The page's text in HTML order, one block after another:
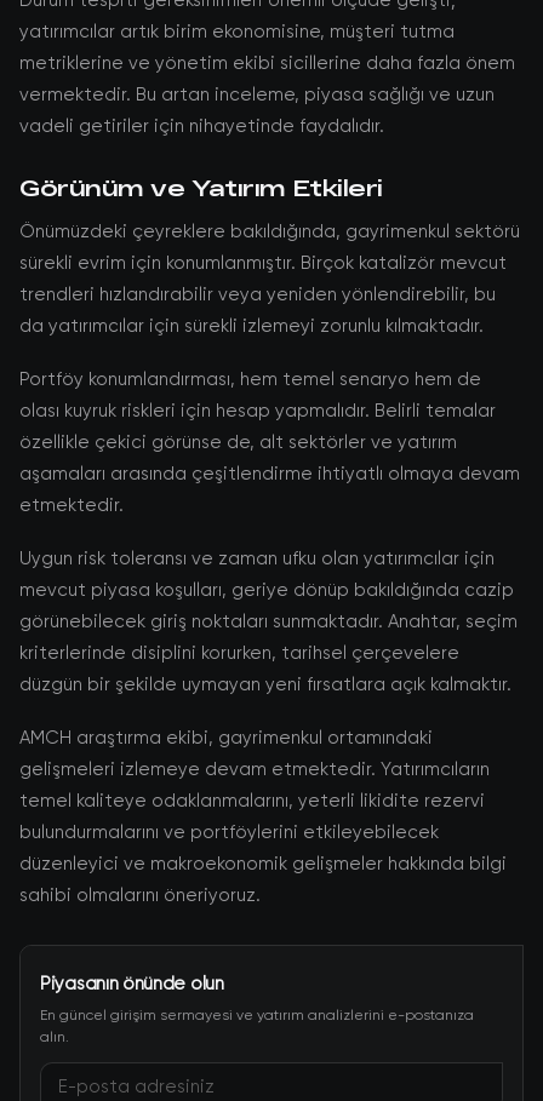
yatırımcılar artık birim ekonomisine, müşteri tutma
metriklerine ve yönetim ekibi sicillerine daha fazla önem
vermektedir. Bu artan inceleme, piyasa sağlığı ve uzun
vadeli getiriler için nihayetinde faydalıdır.
Görünüm ve Yatırım Etkileri
Önümüzdeki çeyreklere bakıldığında, gayrimenkul sektörü
sürekli evrim için konumlanmıştır. Birçok katalizör mevcut
trendleri hızlandırabilir veya yeniden yönlendirebilir, bu
da yatırımcılar için sürekli izlemeyi zorunlu kılmaktadır.
Portföy konumlandırması, hem temel senaryo hem de
olası kuyruk riskleri için hesap yapmalıdır. Belirli temalar
özellikle çekici görünse de, alt sektörler ve yatırım
aşamaları arasında çeşitlendirme ihtiyatlı olmaya devam
etmektedir.
Uygun risk toleransı ve zaman ufku olan yatırımcılar için
mevcut piyasa koşulları, geriye dönüp bakıldığında cazip
görünebilecek giriş noktaları sunmaktadır. Anahtar, seçim
kriterlerinde disiplini korurken, tarihsel çerçevelere
düzgün bir şekilde uymayan yeni fırsatlara açık kalmaktır.
AMCH araştırma ekibi, gayrimenkul ortamındaki
gelişmeleri izlemeye devam etmektedir. Yatırımcıların
temel kaliteye odaklanmalarını, yeterli likidite rezervi
bulundurmalarını ve portföylerini etkileyebilecek
düzenleyici ve makroekonomik gelişmeler hakkında bilgi
sahibi olmalarını öneriyoruz.
Piyasanın önünde olun
En güncel girişim sermayesi ve yatırım analizlerini e-postanıza
alın.